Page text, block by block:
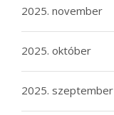
2025. november
2025. október
2025. szeptember